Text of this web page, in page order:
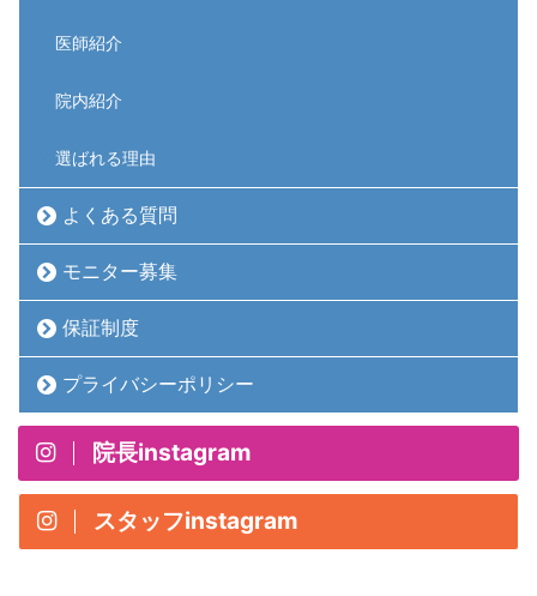
医師紹介
院内紹介
選ばれる理由
よくある質問
モニター募集
保証制度
プライバシーポリシー
院長instagram
スタッフinstagram